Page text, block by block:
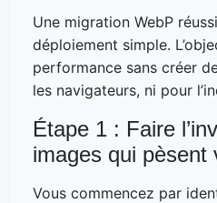
Une migration WebP
déploiement simple.
performance sans créer
les navigateurs, ni pour
Étape 1 : Faire
images qui pèsent
Vous commencez par